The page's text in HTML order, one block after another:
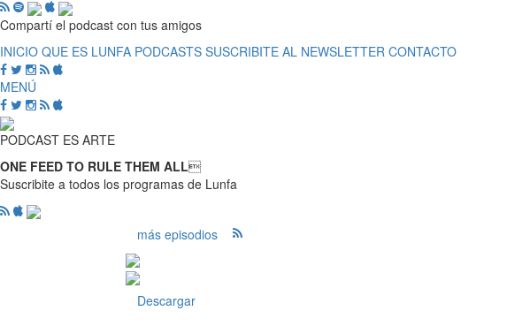
Compartí el podcast con tus amigos
INICIO QUE ES LUNFA PODCASTS SUSCRIBITE AL NEWSLETTER CONTACTO
MENÚ
PODCAST ES ARTE
ONE FEED TO RULE THEM ALL
Suscribite a todos los programas de Lunfa
más episodios
Descargar